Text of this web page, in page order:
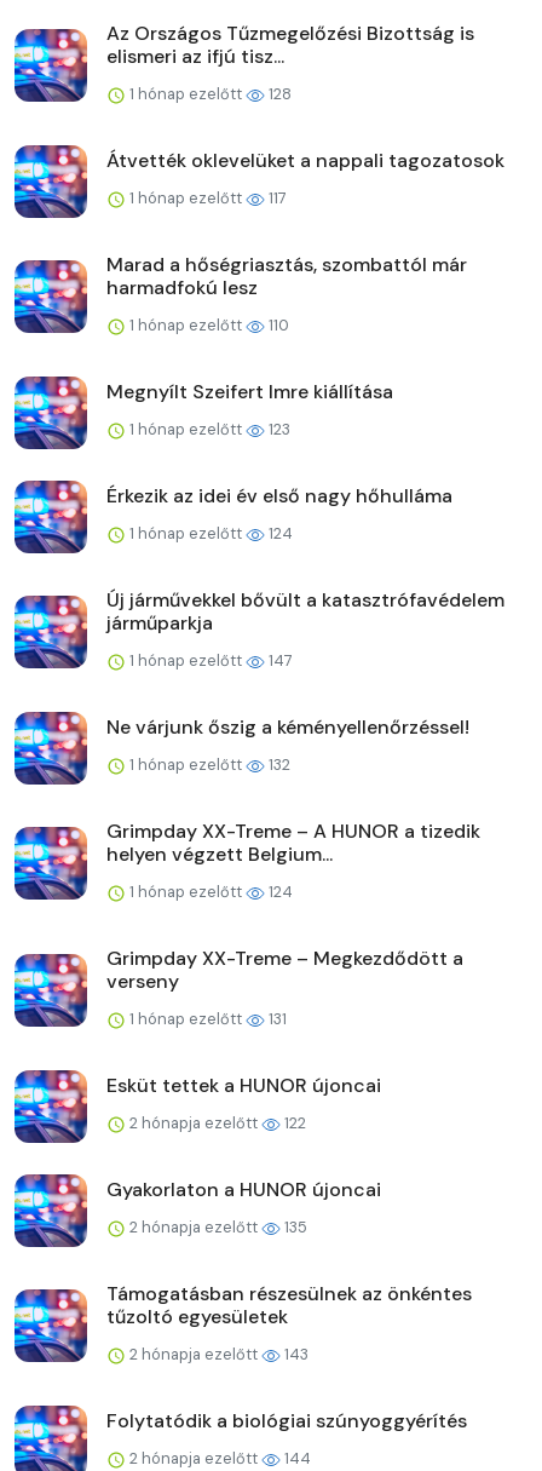
Az Országos Tűzmegelőzési Bizottság is
elismeri az ifjú tisz...
1 hónap ezelőtt 128
Átvették oklevelüket a nappali tagozatosok
1 hónap ezelőtt 117
Marad a hőségriasztás, szombattól már
harmadfokú lesz
1 hónap ezelőtt 110
Megnyílt Szeifert Imre kiállítása
1 hónap ezelőtt 123
Érkezik az idei év első nagy hőhulláma
1 hónap ezelőtt 124
Új járművekkel bővült a katasztrófavédelem
járműparkja
1 hónap ezelőtt 147
Ne várjunk őszig a kéményellenőrzéssel!
1 hónap ezelőtt 132
Grimpday XX-Treme – A HUNOR a tizedik
helyen végzett Belgium...
1 hónap ezelőtt 124
Grimpday XX-Treme – Megkezdődött a
verseny
1 hónap ezelőtt 131
Esküt tettek a HUNOR újoncai
2 hónapja ezelőtt 122
Gyakorlaton a HUNOR újoncai
2 hónapja ezelőtt 135
Támogatásban részesülnek az önkéntes
tűzoltó egyesületek
2 hónapja ezelőtt 143
Folytatódik a biológiai szúnyoggyérítés
2 hónapja ezelőtt 144